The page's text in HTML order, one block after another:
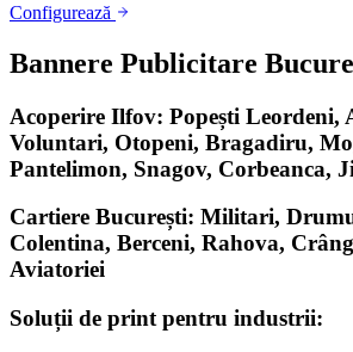
Configurează
Bannere Publicitare
Acoperire Ilfov: Popești Leordeni,
Voluntari, Otopeni, Bragadiru,
Pantelimon, Snagov, Corbeanca,
Cartiere București: Militari,
Colentina, Berceni, Rahova,
Aviatoriei
Soluții de print pentru industrii: